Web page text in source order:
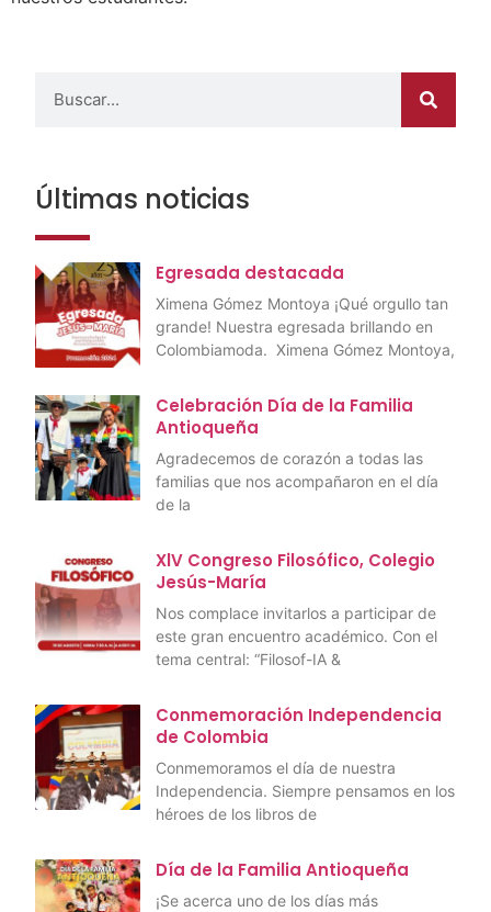
Últimas noticias
Egresada destacada
Ximena Gómez Montoya ¡Qué orgullo tan
grande! Nuestra egresada brillando en
Colombiamoda. Ximena Gómez Montoya,
Celebración Día de la Familia
Antioqueña
Agradecemos de corazón a todas las
familias que nos acompañaron en el día
de la
XlV Congreso Filosófico, Colegio
Jesús-María
Nos complace invitarlos a participar de
este gran encuentro académico. Con el
tema central: “Filosof-IA &
Conmemoración Independencia
de Colombia
Conmemoramos el día de nuestra
Independencia. Siempre pensamos en los
héroes de los libros de
Día de la Familia Antioqueña
¡Se acerca uno de los días más